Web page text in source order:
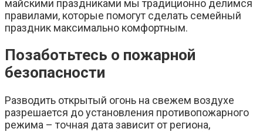
майскими праздниками мы традиционно делимся
правилами, которые помогут сделать семейный
праздник максимально комфортным.
Позаботьтесь о пожарной
безопасности
Разводить открытый огонь на свежем воздухе
разрешается до установления противопожарного
режима – точная дата зависит от региона,